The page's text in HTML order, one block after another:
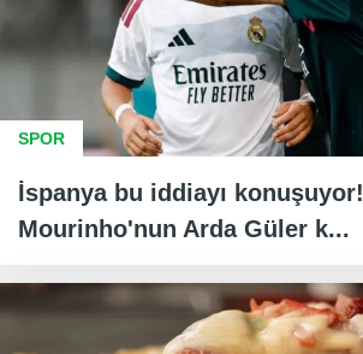
SPOR
İspanya bu iddiayı konuşuyor!
Mourinho'nun Arda Güler k...